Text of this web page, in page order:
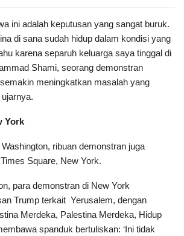
ini adalah keputusan yang sangat buruk.
di sana sudah hidup dalam kondisi yang
karena separuh keluarga saya tinggal di
Shami, seorang demonstran
meningkatkan masalah yang
York
ribuan demonstran juga
Square, New York.
para demonstran di New York
Trump terkait Yerusalem, dengan
Merdeka, Palestina Merdeka, Hidup
spanduk bertuliskan: ‘Ini tidak